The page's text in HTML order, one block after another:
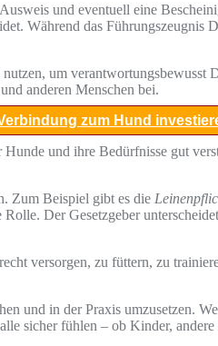
und eventuell eine
Während das Führungszeugnis
um
anderen Menschen bei.
zum Hund
und ihre Bedürfnisse gut
Zum Beispiel gibt es die
Der Gesetzgeber
versorgen, zu füttern, zu
und in der Praxis umzusetzen.
sicher fühlen – ob Kinder, andere